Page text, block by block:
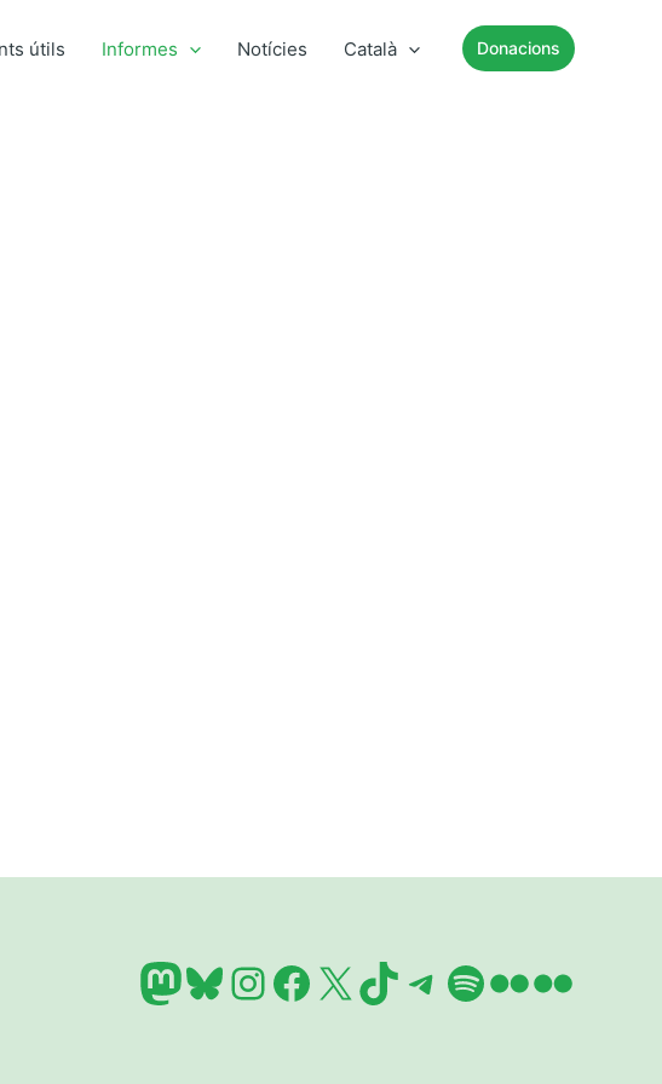
útils Informes Notícies Català Donacions
Mastodon
Bluesky
Instagram
Facebook
X TikTok
Telegram
Spotify
FlickrFlickr